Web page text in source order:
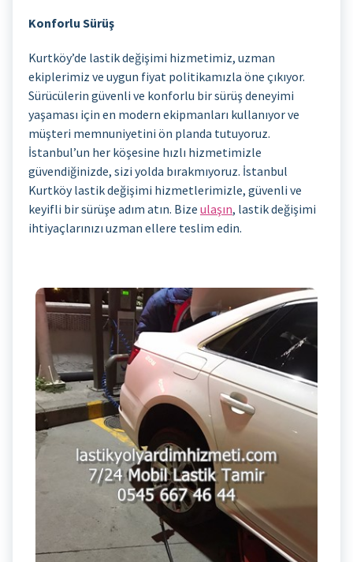
Konforlu Sürüş
Kurtköy’de lastik değişimi hizmetimiz, uzman
ekiplerimiz ve uygun fiyat politikamızla öne çıkıyor.
Sürücülerin güvenli ve konforlu bir sürüş deneyimi
yaşaması için en modern ekipmanları kullanıyor ve
müşteri memnuniyetini ön planda tutuyoruz.
İstanbul’un her köşesine hızlı hizmetimizle
güvendiğinizde, sizi yolda bırakmıyoruz. İstanbul
Kurtköy lastik değişimi hizmetlerimizle, güvenli ve
keyifli bir sürüşe adım atın. Bize ulaşın, lastik değişimi
ihtiyaçlarınızı uzman ellere teslim edin.